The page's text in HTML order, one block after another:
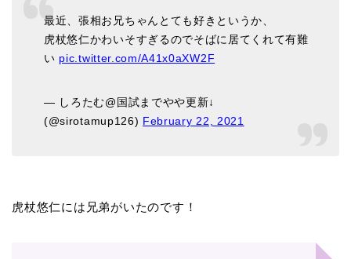
最近、張相お兄ちゃんとても好きというか、
虎杖悠仁かわいそすぎるのでそばに居てくれて有難
い pic.twitter.com/A41x0aXW2F
— しろたむ@国試までやや更新↓
(@sirotamup126) February 22, 2021
虎杖悠仁には兄弟がいたのです！